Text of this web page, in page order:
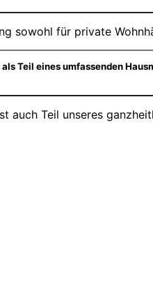
sowohl für private
Teil eines umfassenden
auch Teil unseres